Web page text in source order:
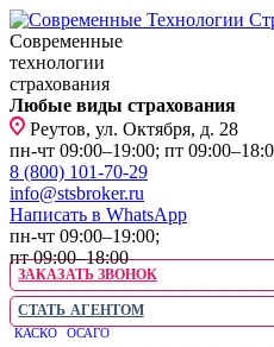
Современные
технологии
страхования
Любые виды страхования
Реутов, ул. Октября, д. 28
пн-чт 09:00–19:00; пт
8 (800) 101-70-29
info@stsbroker.ru
Написать в WhatsApp
пн-чт 09:00–19:00;
пт 09:00–18:00
ЗАКАЗАТЬ ЗВОНОК
СТАТЬ АГЕНТОМ
КАСКО ОСАГО